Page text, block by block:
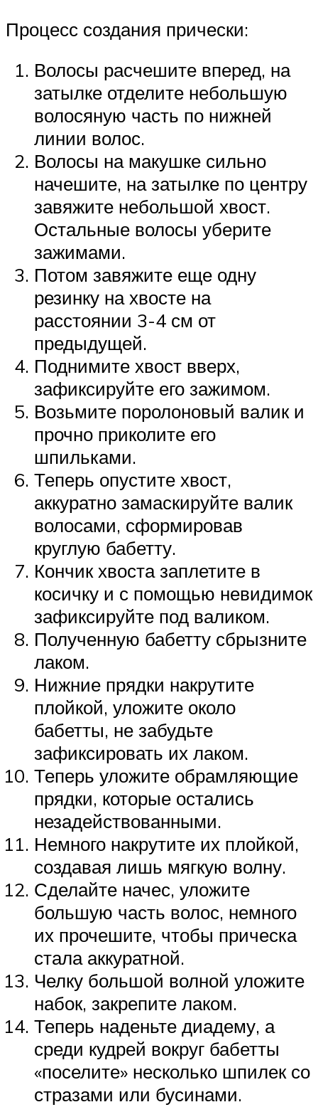
Процесс создания прически:
Волосы расчешите вперед, на
затылке отделите небольшую
волосяную часть по нижней
линии волос.
Волосы на макушке сильно
начешите, на затылке по центру
завяжите небольшой хвост.
Остальные волосы уберите
зажимами.
Потом завяжите еще одну
резинку на хвосте на
расстоянии 3-4 см от
предыдущей.
Поднимите хвост вверх,
зафиксируйте его зажимом.
Возьмите поролоновый валик и
прочно приколите его
шпильками.
Теперь опустите хвост,
аккуратно замаскируйте валик
волосами, сформировав
круглую бабетту.
Кончик хвоста заплетите в
косичку и с помощью невидимок
зафиксируйте под валиком.
Полученную бабетту сбрызните
лаком.
Нижние прядки накрутите
плойкой, уложите около
бабетты, не забудьте
зафиксировать их лаком.
Теперь уложите обрамляющие
прядки, которые остались
незадействованными.
Немного накрутите их плойкой,
создавая лишь мягкую волну.
Сделайте начес, уложите
большую часть волос, немного
их прочешите, чтобы прическа
стала аккуратной.
Челку большой волной уложите
набок, закрепите лаком.
Теперь наденьте диадему, а
среди кудрей вокруг бабетты
«поселите» несколько шпилек со
стразами или бусинами.